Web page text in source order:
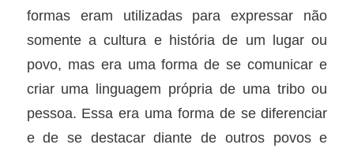
formas eram utilizadas para expressar não
somente a cultura e história de um lugar ou
povo, mas era uma forma de se comunicar e
criar uma linguagem própria de uma tribo ou
pessoa. Essa era uma forma de se diferenciar
e de se destacar diante de outros povos e